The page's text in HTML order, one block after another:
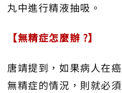
丸中進行精液抽吸。
【無精症怎麼辦 ?】
唐靖提到，如果病人在
無精症的情況，則就必